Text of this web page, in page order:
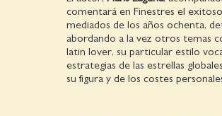
comentará en Finestres el
mediados de los años ochenta,
abordando a la vez otros temas
latin lover, su particular estilo
estrategias de las estrellas
su figura y de los costes